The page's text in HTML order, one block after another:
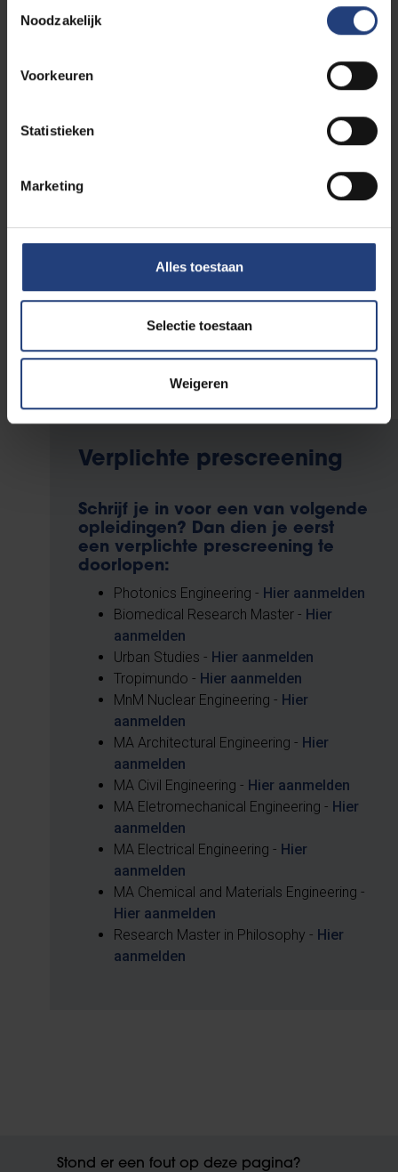
Noodzakelijk
Voorkeuren
Statistieken
Marketing
Alles toestaan
Selectie toestaan
Weigeren
Laattijdige aanmelding
Verplichte prescreening
Schrijf je in voor een van volgende
opleidingen? Dan dien je eerst
een verplichte prescreening te
doorlopen:
Photonics Engineering - Hier aanmelden
Biomedical Research Master - Hier
aanmelden
Urban Studies - Hier aanmelden
Tropimundo - Hier aanmelden
MnM Nuclear Engineering - Hier
aanmelden
MA Architectural Engineering - Hier
aanmelden
MA Civil Engineering - Hier aanmelden
MA Eletromechanical Engineering - Hier
aanmelden
MA Electrical Engineering - Hier
aanmelden
MA Chemical and Materials Engineering -
Hier aanmelden
Research Master in Philosophy - Hier
aanmelden
Stond er een fout op deze pagina?